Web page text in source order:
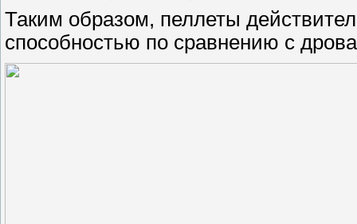
Таким образом, пеллеты
способностью по сравнению с